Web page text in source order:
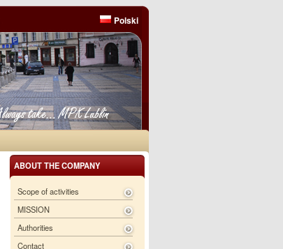
Polski
ABOUT THE COMPANY
Scope of activities
MISSION
Authorities
Contact